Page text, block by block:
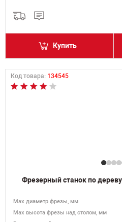
Купить
Код товара: 134545
Фрезерный станок по дереву
Max диаметр фрезы, мм
Мах высота фрезы над столом, мм